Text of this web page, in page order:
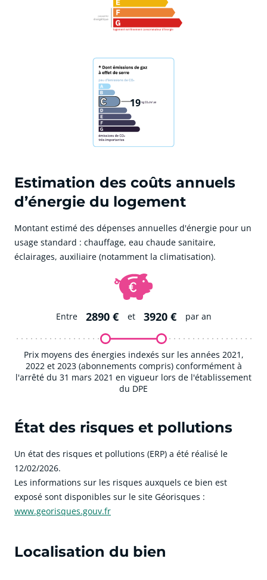
19
Estimation des coûts annuels
d’énergie du logement
Montant estimé des dépenses annuelles d'énergie pour un
usage standard : chauffage, eau chaude sanitaire,
éclairages, auxiliaire (notamment la climatisation).
Entre 2890 € et 3920 € par an
Prix moyens des énergies indexés sur les années 2021,
2022 et 2023 (abonnements compris) conformément à
l'arrêté du 31 mars 2021 en vigueur lors de l'établissement
du DPE
État des risques et pollutions
Un état des risques et pollutions (ERP) a été réalisé le
12/02/2026.
Les informations sur les risques auxquels ce bien est
exposé sont disponibles sur le site Géorisques :
www.georisques.gouv.fr
Localisation du bien